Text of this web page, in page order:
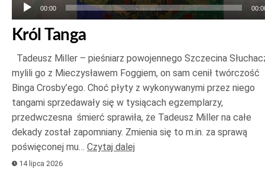
00:00
Król Tanga
Tadeusz Miller – pieśniarz powojennego Szczecina
mylili go z Mieczysławem Foggiem, on sam cenił twórczość
Binga Crosby’ego. Choć płyty z wykonywanymi przez niego
tangami sprzedawały się w tysiącach egzemplarzy,
przedwczesna śmierć sprawiła, że Tadeusz Miller na całe
dekady został zapomniany. Zmienia się to m.in. za sprawą
poświęconej mu… Czytaj dalej
14 lipca 2026